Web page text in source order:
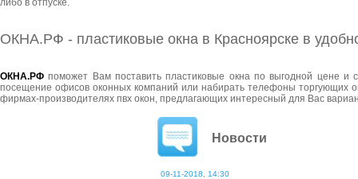
ОКНА.РФ - пластиковые окна в Красноярске в
ОКНА.РФ поможет Вам поставить пластиковые окна по выгодной цене
посещение офисов оконных компаний или набирать телефоны торгующих
фирмах-производителях пвх окон, предлагающих интересный для Вас
Новости
09-11-2018, 14:30